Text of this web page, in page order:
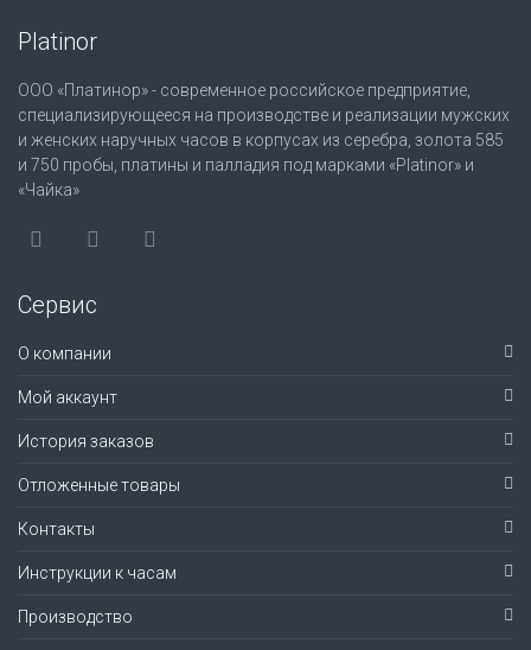
Platinor
ООО «Платинор» - современное российское предприятие,
специализирующееся на производстве и реализации мужских
и женских наручных часов в корпусах из серебра, золота 585
и 750 пробы, платины и палладия под марками «Platinor» и
«Чайка»
Сервис
О компании
Мой аккаунт
История заказов
Отложенные товары
Контакты
Инструкции к часам
Производство